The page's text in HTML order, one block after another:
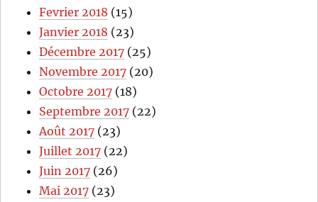
Fevrier 2018 (15)
Janvier 2018 (23)
Décembre 2017 (25)
Novembre 2017 (20)
Octobre 2017 (18)
Septembre 2017 (22)
Août 2017 (23)
Juillet 2017 (22)
Juin 2017 (26)
Mai 2017 (23)